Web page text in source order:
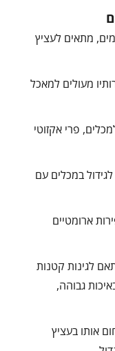
מתאים לעציץ
מעולים למאכל
פרי אקזוטי
במכלים עם
ארומטיים
לגינות קטנות
גבוהה,
אותו בעציץ